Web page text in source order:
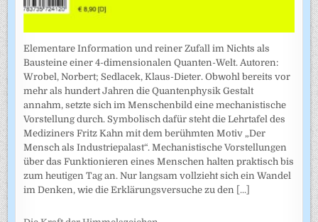
Elementare Information und reiner Zufall im Nichts als
Bausteine einer 4-dimensionalen Quanten-Welt. Autoren:
Wrobel, Norbert; Sedlacek, Klaus-Dieter. Obwohl bereits vor
mehr als hundert Jahren die Quantenphysik Gestalt
annahm, setzte sich im Menschenbild eine mechanistische
Vorstellung durch. Symbolisch dafür steht die Lehrtafel des
Mediziners Fritz Kahn mit dem berühmten Motiv „Der
Mensch als Industriepalast“. Mechanistische Vorstellungen
über das Funktionieren eines Menschen halten praktisch bis
zum heutigen Tag an. Nur langsam vollzieht sich ein Wandel
im Denken, wie die Erklärungsversuche zu den [...]